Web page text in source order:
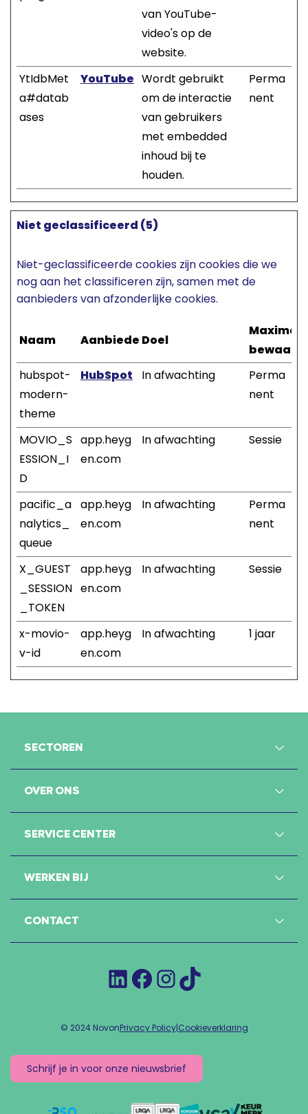
van YouTube-
video's op de
website.
YtIdbMet
a#datab
ases
YouTube Wordt gebruikt
om de interactie
van gebruikers
met embedded
inhoud bij te
houden.
Perma
nent
Niet geclassificeerd (5)
Niet-geclassificeerde cookies zijn cookies die we
nog aan het classificeren zijn, samen met de
aanbieders van afzonderlijke cookies.
Naam AanbiederDoel
Maximale
hubspot-
modern-
theme
HubSpot In afwachting
Perma
nent
MOVIO_S
ESSION_I
D
app.heyg
en.com
In afwachting Sessie
pacific_a
nalytics_
queue
app.heyg
en.com
In afwachting
Perma
nent
X_GUEST
_SESSION
_TOKEN
app.heyg
en.com
In afwachting Sessie
x-movio-
v-id
app.heyg
en.com
In afwachting 1 jaar
SECTOREN
OVER ONS
SERVICE CENTER
WERKEN BIJ
CONTACT
LinkedInFacebook
Instagram
TikTok
© 2024 NovonPrivacy Policy|Cookieverklaring
Schrijf je in voor onze nieuwsbrief